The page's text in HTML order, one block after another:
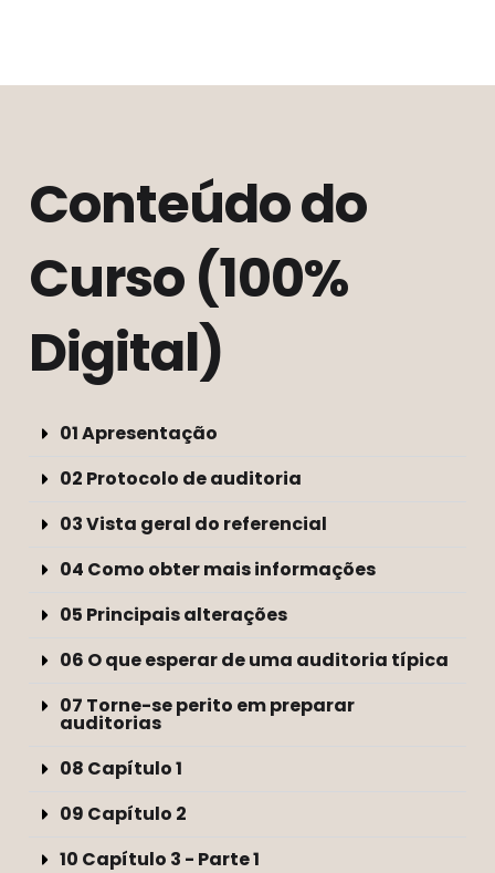
Conteúdo do
Curso (100%
Digital)
01 Apresentação
02 Protocolo de auditoria
03 Vista geral do referencial
04 Como obter mais informações
05 Principais alterações
06 O que esperar de uma auditoria típica
07 Torne-se perito em preparar
auditorias
08 Capítulo 1
09 Capítulo 2
10 Capítulo 3 - Parte 1